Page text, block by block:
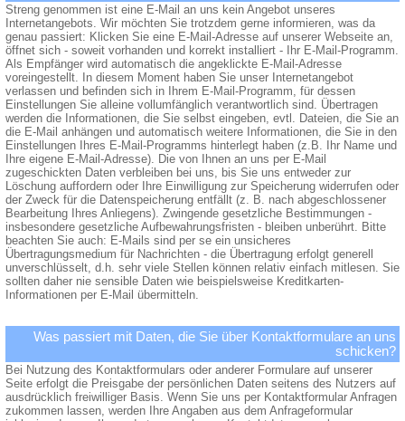
Streng genommen ist eine E-Mail an uns kein Angebot unseres
Internetangebots. Wir möchten Sie trotzdem gerne informieren, was da
genau passiert: Klicken Sie eine E-Mail-Adresse auf unserer Webseite an,
öffnet sich - soweit vorhanden und korrekt installiert - Ihr E-Mail-Programm.
Als Empfänger wird automatisch die angeklickte E-Mail-Adresse
voreingestellt. In diesem Moment haben Sie unser Internetangebot
verlassen und befinden sich in Ihrem E-Mail-Programm, für dessen
Einstellungen Sie alleine vollumfänglich verantwortlich sind. Übertragen
werden die Informationen, die Sie selbst eingeben, evtl. Dateien, die Sie an
die E-Mail anhängen und automatisch weitere Informationen, die Sie in den
Einstellungen Ihres E-Mail-Programms hinterlegt haben (z.B. Ihr Name und
Ihre eigene E-Mail-Adresse). Die von Ihnen an uns per E-Mail
zugeschickten Daten verbleiben bei uns, bis Sie uns entweder zur
Löschung auffordern oder Ihre Einwilligung zur Speicherung widerrufen oder
der Zweck für die Datenspeicherung entfällt (z. B. nach abgeschlossener
Bearbeitung Ihres Anliegens). Zwingende gesetzliche Bestimmungen -
insbesondere gesetzliche Aufbewahrungsfristen - bleiben unberührt. Bitte
beachten Sie auch: E-Mails sind per se ein unsicheres
Übertragungsmedium für Nachrichten - die Übertragung erfolgt generell
unverschlüsselt, d.h. sehr viele Stellen können relativ einfach mitlesen. Sie
sollten daher nie sensible Daten wie beispielsweise Kreditkarten-
Informationen per E-Mail übermitteln.
Was passiert mit Daten, die Sie über Kontaktformulare an uns
schicken?
Bei Nutzung des Kontaktformulars oder anderer Formulare auf unserer
Seite erfolgt die Preisgabe der persönlichen Daten seitens des Nutzers auf
ausdrücklich freiwilliger Basis. Wenn Sie uns per Kontaktformular Anfragen
zukommen lassen, werden Ihre Angaben aus dem Anfrageformular